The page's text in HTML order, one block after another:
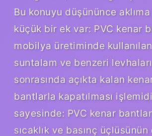
Bu konuyu düşününce
küçük bir ek var: PVC kenar
mobilya üretiminde
suntalam ve benzeri
sonrasında açıkta kalan
bantlarla kapatılması
sayesinde: PVC kenar
sıcaklık ve basınç